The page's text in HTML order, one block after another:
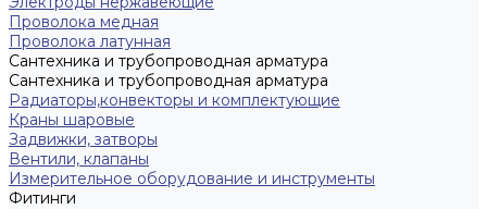
Проволока медная
Проволока латунная
Сантехника и трубопроводная арматура
Сантехника и трубопроводная арматура
Радиаторы,конвекторы и комплектующие
Краны шаровые
Задвижки, затворы
Вентили, клапаны
Измерительное оборудование и инструменты
Фитинги